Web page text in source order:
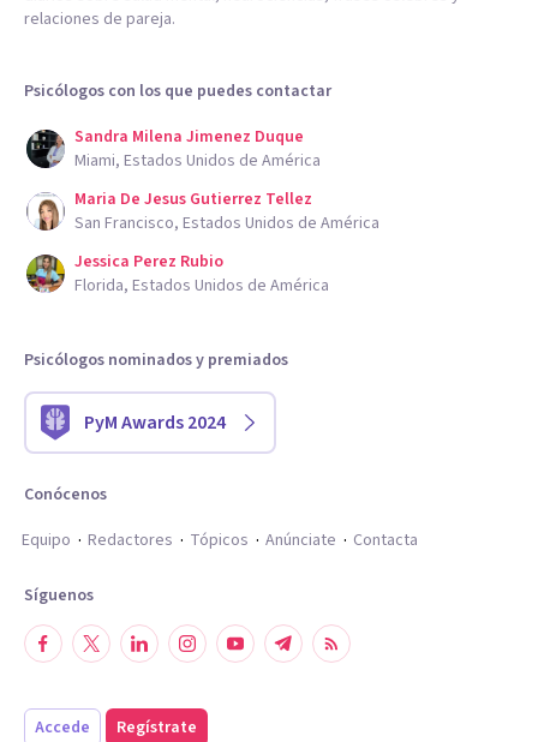
relaciones de pareja.
Psicólogos con los que puedes contactar
Sandra Milena Jimenez Duque
Miami, Estados Unidos de América
Maria De Jesus Gutierrez Tellez
San Francisco, Estados Unidos de América
Jessica Perez Rubio
Florida, Estados Unidos de América
Psicólogos nominados y premiados
PyM Awards 2024
Conócenos
Equipo
Redactores Tópicos Anúnciate Contacta
Síguenos
Accede Regístrate